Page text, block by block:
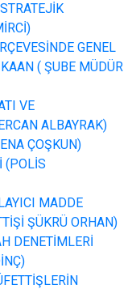
GENEL
( ŞUBE MÜDÜR
VE
ALBAYRAK)
ÇOŞKUN)
(POLİS
MADDE
ŞÜKRÜ ORHAN)
DENETİMLERİ